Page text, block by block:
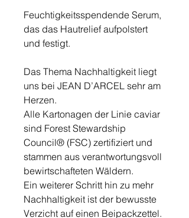
Feuchtigkeitsspendende Serum,
das das Hautrelief aufpolstert
und festigt.
Das Thema Nachhaltigkeit liegt
uns bei JEAN D’ARCEL sehr am
Herzen.
Alle Kartonagen der Linie caviar
sind Forest Stewardship
Council® (FSC) zertifiziert und
stammen aus verantwortungsvoll
bewirtschafteten Wäldern.
Ein weiterer Schritt hin zu mehr
Nachhaltigkeit ist der bewusste
Verzicht auf einen Beipackzettel.